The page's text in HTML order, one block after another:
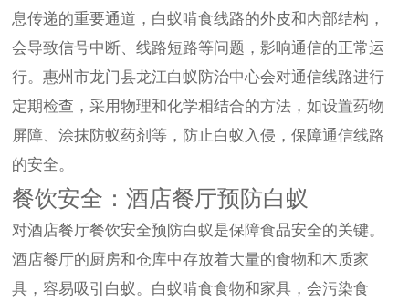
息传递的重要通道，白蚁啃食线路的外皮和内部结构，
会导致信号中断、线路短路等问题，影响通信的正常运
行。惠州市龙门县龙江白蚁防治中心会对通信线路进行
定期检查，采用物理和化学相结合的方法，如设置药物
屏障、涂抹防蚁药剂等，防止白蚁入侵，保障通信线路
的安全。
餐饮安全：酒店餐厅预防白蚁
对酒店餐厅餐饮安全预防白蚁是保障食品安全的关键。
酒店餐厅的厨房和仓库中存放着大量的食物和木质家
具，容易吸引白蚁。白蚁啃食食物和家具，会污染食